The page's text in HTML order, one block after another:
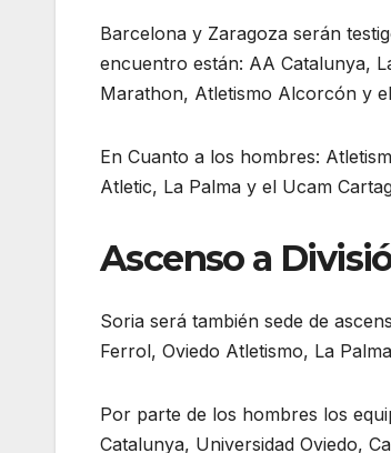
Barcelona y Zaragoza serán
encuentro están: AA Catalunya,
Marathon, Atletismo Alcorcón y
En Cuanto a los hombres:
Atletic, La Palma y el Ucam
Ascenso a
Soria será también sede de
Ferrol, Oviedo Atletismo, La
Por parte de los hombres los
Catalunya, Universidad Oviedo,